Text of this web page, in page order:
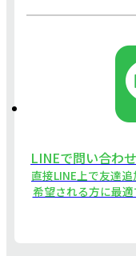
LINEで問い合わ
直接LINE上で友達
希望される方に最